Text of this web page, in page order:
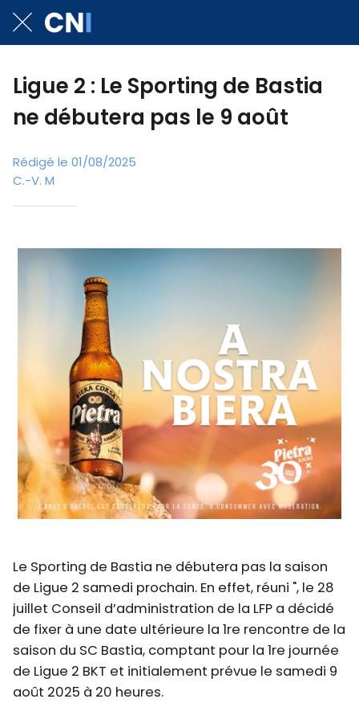
Ligue 2 : Le Sporting de Bastia
ne débutera pas le 9 août
Rédigé le 01/08/2025
C.-V. M
Le Sporting de Bastia ne débutera pas la saison
de Ligue 2 samedi prochain. En effet, réuni ", le 28
juillet Conseil d’administration de la LFP a décidé
de fixer à une date ultérieure la 1re rencontre de la
saison du SC Bastia, comptant pour la 1re journée
de Ligue 2 BKT et initialement prévue le samedi 9
août 2025 à 20 heures.